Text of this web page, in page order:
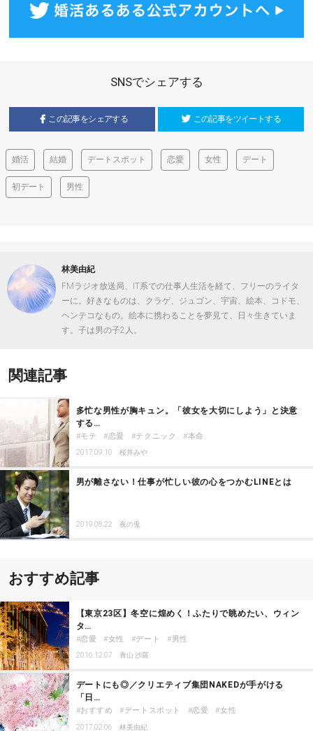
SNSでシェアする
この記事をシェアする この記事をツイートする
婚活 結婚 デートスポット 恋愛 女性 デート
初デート 男性
林美由紀
FMラジオ放送局、IT系での仕事人生活を経て、フリーのライタ
ーに。好きなものは、クラゲ、ジュゴン、宇宙、絵本、コドモ、
ヘンテコなもの。絵本に携わることを夢見て、日々生きていま
す。子は男の子2人。
関連記事
多忙な男性が胸キュン。「彼女を大切にしよう」と決意
する…
モテ 恋愛 テクニック 本命
2017.09.10 桜井みや
男が離さない！仕事が忙しい彼の心をつかむLINEとは
2019.08.22 夜の兎
おすすめ記事
【東京23区】冬空に煌めく！ふたりで眺めたい、ウィン
タ…
恋愛 女性 デート 男性
2016.12.07 青山 沙羅
デートにも◎／クリエティブ集団NAKEDが手がける
「日…
おすすめ デートスポット 恋愛 女性
2017.02.06 林美由紀